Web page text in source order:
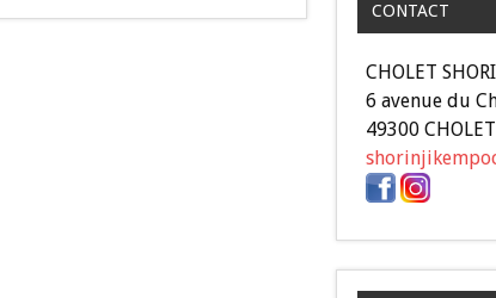
CONTACT
CHOLET
6 avenue du
49300 CHOLET